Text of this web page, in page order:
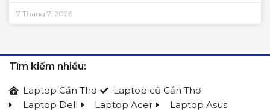
7 Tháng 7, 2026
Tìm kiếm nhiều:
Laptop Cần Thơ
Laptop cũ Cần Thơ
Laptop Dell
Laptop Acer
Laptop Asus